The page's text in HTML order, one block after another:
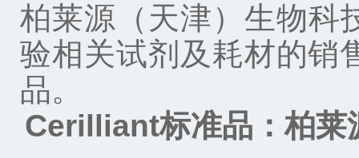
柏莱源（天津）生物科
验相关试剂及耗材的销
品。
Cerilliant标准品 ：柏